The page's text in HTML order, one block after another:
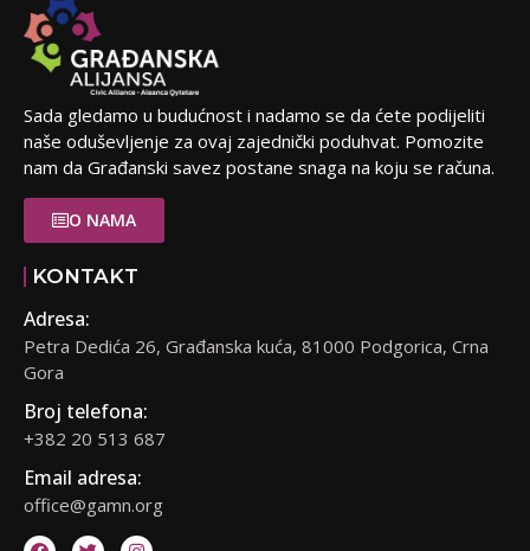
Sada gledamo u budućnost i nadamo se da ćete podijeliti
naše oduševljenje za ovaj zajednički poduhvat. Pomozite
nam da Građanski savez postane snaga na koju se računa.
O NAMA
KONTAKT
Adresa:
Petra Dedića 26, Građanska kuća, 81000 Podgorica, Crna
Gora
Broj telefona:
+382 20 513 687
Email adresa:
office@gamn.org